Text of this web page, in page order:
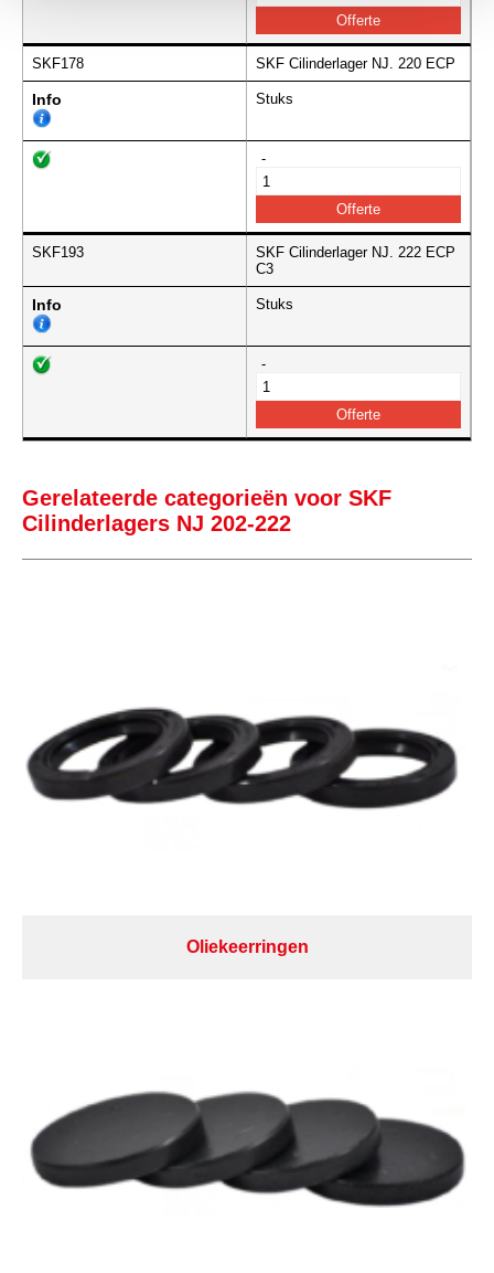
SKF178 SKF Cilinderlager NJ. 220 ECP
Info Stuks
-
SKF193
SKF Cilinderlager NJ. 222 ECP
C3
Info Stuks
-
Gerelateerde categorieën voor SKF
Cilinderlagers NJ 202-222
Oliekeerringen